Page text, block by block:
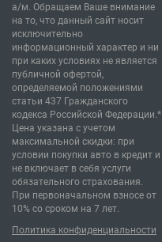
а/м. Обращаем Ваше внимание
на то, что данный сайт носит
исключительно
информационный характер и ни
при каких условиях не является
публичной офертой,
определяемой положениями
статьи 437 Гражданского
кодекса Российской Федерации.*
Цена указана с учетом
максимальной скидки: при
условии покупки авто в кредит и
не включает в себя услуги
обязательного страхования.
При первоначальном взносе от
10% со сроком на 7 лет.
Политика конфиденциальности